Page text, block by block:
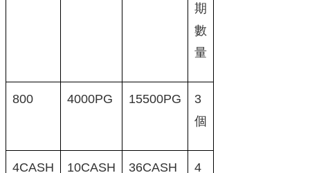
期
數
量
800 4000PG 15500PG
3
個
4CASH 10CASH 36CASH 4